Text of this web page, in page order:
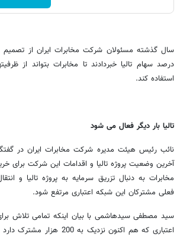
درصد سهام تالیا خبردادند تا مخابرات بتواند از
استفاده کند.
تالیا بار دیگر فعال می شود
نائب رئیس هیئت مدیره شرکت مخابرات ایران در
آخرین وضعیت پروژه تالیا و اقدامات این شرکت برای
مخابرات به دنبال تزریق سرمایه به پروژه تالیا و
فعلی مشترکان این شبکه اعتباری مرتفع شود.
سید مصطفی سیدهاشمی با بیان اینکه تمامی تلاش
اعتباری که هم اکنون نزدیک